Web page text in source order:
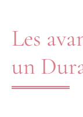
Les
un